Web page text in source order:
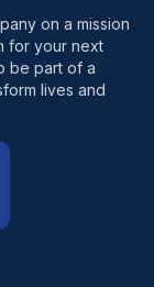
on a mission
for your next
be part of a
lives and